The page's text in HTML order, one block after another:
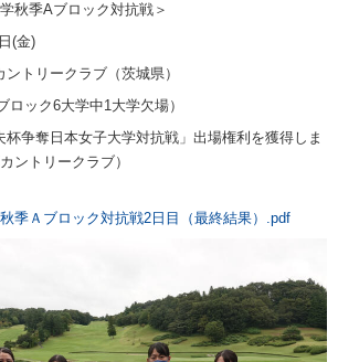
秋季Aブロック対抗戦＞
(金)
トリークラブ（茨城県）
ック6大学中1大学欠場）
争奪日本女子大学対抗戦」出場権利を獲得しま
ントリークラブ）
季Ａブロック対抗戦2日目（最終結果）.pdf